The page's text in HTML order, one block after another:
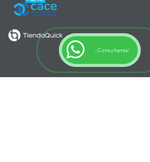
¡Consultanos!